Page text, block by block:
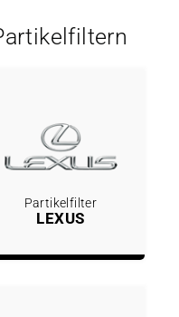
Partikelfilter
LEXUS